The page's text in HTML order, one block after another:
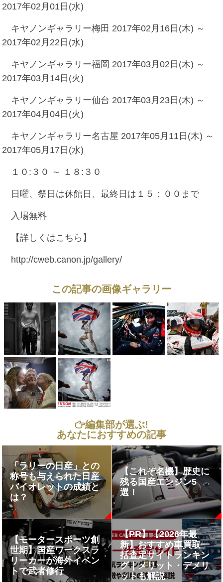
2017年02月01日(水)
キヤノンギャラリー梅田 2017年02月16日(木) ～
2017年02月22日(水)
キヤノンギャラリー福岡 2017年03月02日(木) ～
2017年03月14日(火)
キヤノンギャラリー仙台 2017年03月23日(木) ～
2017年04月04日(火)
キヤノンギャラリー名古屋 2017年05月11日(木) ～
2017年05月17日(水)
１０:３０ ～ １８:３０
日曜、祭日は休館日、最終日は１５：００まで
入場無料
【詳しくはこちら】
http://cweb.canon.jp/gallery/
この記事の画像ギャラリー
編集部が選ぶ!
あなたにおすすめの記事
「ラリーの日産」との
称号も与えられた日産
バイオレットの成績と
は？
【これぞ名機】歴史に
残る国産エンジン5
選！
【モータースポーツ創
世期】国産ワークスラ
リーカーが海外イベン
トで武者修行
【PR】【2026年最
新】おすすめ車買取一
括査定サイトランキン
グ｜メリット・デメリ
ットも解説